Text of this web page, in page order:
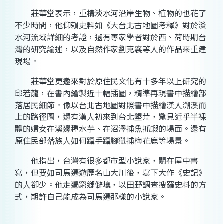
莊華堂表示，重構淡水河沿岸生物、植物的也花了
不少時間，他仰賴史料如《大台北古地圖考釋》對於淡
水河流域詳細的考證，還有專家學者對於西、荷時期台
灣的研究論述，以及自然作家劉克襄等人的作品來重建
現場。
莊華堂更邀來對於原住民文化有十多年以上研究的
邱若龍，在書內繪製近十幅插圖，精準再現書中描繪部
落居民細節。像以台北古地圖對照書中描繪漢人溯溪而
上的路徑圖，還有漢人初來到台北墾荒，驚見近乎半裸
體的婦女在溪邊種水芋、在沼澤捕魚抓蝦的場面。還有
原住民部落族人如何躡手躡腳獵捕梅花鹿等場景。
他指出，台灣有很多都市型小說家，關在屋中書
寫，但要如司馬遷遊歷名山大川後，寫下大作《史記》
的人卻少。他走遍窮鄉僻壤，以田野調查搜羅史料的方
式，期許自己能成為司馬遷那樣的小說家。